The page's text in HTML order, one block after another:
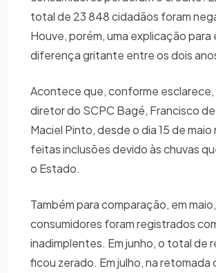
total de 23 848 cidadãos foram
Houve, porém, uma explicação para
diferença gritante entre os dois
Acontece que, conforme esclarece,
diretor do SCPC Bagé, Francisco de
Maciel Pinto, desde o dia 15 de maio
feitas inclusões devido às chuvas
o Estado.
Também para comparação, em
consumidores foram registrados
inadimplentes. Em junho, o total de
ficou zerado. Em julho, na retomada